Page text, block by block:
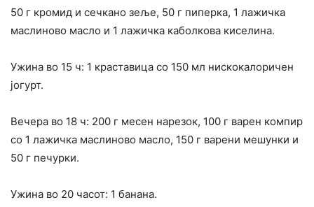
50 г кромид и сечкано зеље, 50 г пиперка, 1 лажичка
маслиново масло и 1 лажичка каболкова киселина.
Ужина во 15 ч: 1 краставица со 150 мл нискокалоричен
јогурт.
Вечера во 18 ч: 200 г месен нарезок, 100 г варен компир
со 1 лажичка маслиново масло, 150 г варени мешунки и
50 г печурки.
Ужина во 20 часот: 1 банана.